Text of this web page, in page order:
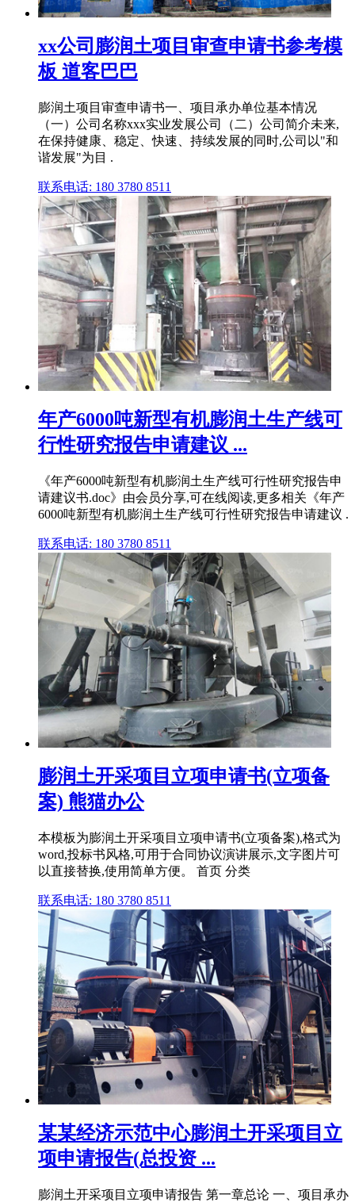
xx公司膨润土项目审查申请书参考模
板 道客巴巴
膨润土项目审查申请书一、项目承办单位基本情况
（一）公司名称xxx实业发展公司（二）公司简介未来,
在保持健康、稳定、快速、持续发展的同时,公司以"和
谐发展"为目 .
联系电话: 180 3780 8511
年产6000吨新型有机膨润土生产线可
行性研究报告申请建议 ...
《年产6000吨新型有机膨润土生产线可行性研究报告申
请建议书.doc》由会员分享,可在线阅读,更多相关《年产
6000吨新型有机膨润土生产线可行性研究报告申请建议 .
联系电话: 180 3780 8511
膨润土开采项目立项申请书(立项备
案) 熊猫办公
本模板为膨润土开采项目立项申请书(立项备案),格式为
word,投标书风格,可用于合同协议演讲展示,文字图片可
以直接替换,使用简单方便。 首页 分类
联系电话: 180 3780 8511
某某经济示范中心膨润土开采项目立
项申请报告(总投资 ...
膨润土开采项目立项申请报告 第一章总论 一、项目承办